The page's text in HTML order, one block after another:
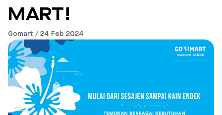
MART!
Gomart / 24 Feb 2024